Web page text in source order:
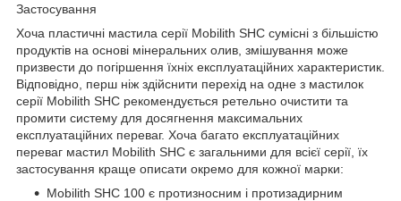
Застосування
Хоча пластичні мастила серії Mobilith SHC сумісні з більшістю
продуктів на основі мінеральних олив, змішування може
призвести до погіршення їхніх експлуатаційних характеристик.
Відповідно, перш ніж здійснити перехід на одне з мастилок
серії Mobilith SHC рекомендується ретельно очистити та
промити систему для досягнення максимальних
експлуатаційних переваг. Хоча багато експлуатаційних
переваг мастил Mobilith SHC є загальними для всієї серії, їх
застосування краще описати окремо для кожної марки:
Mobilith SHC 100 є протизносним і протизадирним